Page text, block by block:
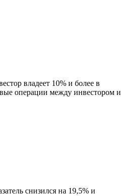
владеет 10% и более в
операции между инвестором и
снизился на 19,5% и